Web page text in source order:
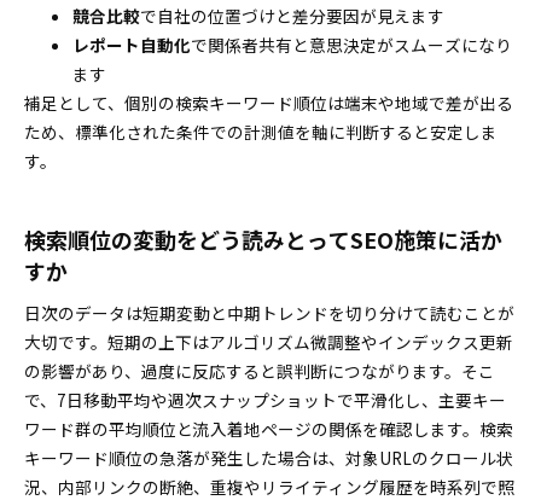
取得失敗や順位差が起きる理由とは？検索順位チェッ
クツールの精度を高める仕組み公開
で差が出る主な要因解説
正確性アップのため絶対抑えたい順位チェックツ
用で推移の読み方と意思決定が変わる
順位推移グラフから改善点を一発発見！見るべき
傾向と優先づけ方
キーワード選定×競合分析！検索順位チェックツール
を活かすSEO実践ロードマップ
キーワードの調べ方から候補抽出まで！抜け・漏
れゼロの実践テクニック
競合比較で自社の位置づけと差分要因が見えます
レポート自動化で関係者共有と意思決定がスムーズになり
ます
補足として、個別の検索キーワード順位は端末や地域で差が出る
ため、標準化された条件での計測値を軸に判断すると安定しま
す。
検索順位の変動をどう読みとってSEO施策に活か
すか
日次のデータは短期変動と中期トレンドを切り分けて読むことが
大切です。短期の上下はアルゴリズム微調整やインデックス更新
の影響があり、過度に反応すると誤判断につながります。そこ
で、7日移動平均や週次スナップショットで平滑化し、主要キー
ワード群の平均順位と流入着地ページの関係を確認します。検索
キーワード順位の急落が発生した場合は、対象URLのクロール状
況、内部リンクの断絶、重複やリライティング履歴を時系列で照